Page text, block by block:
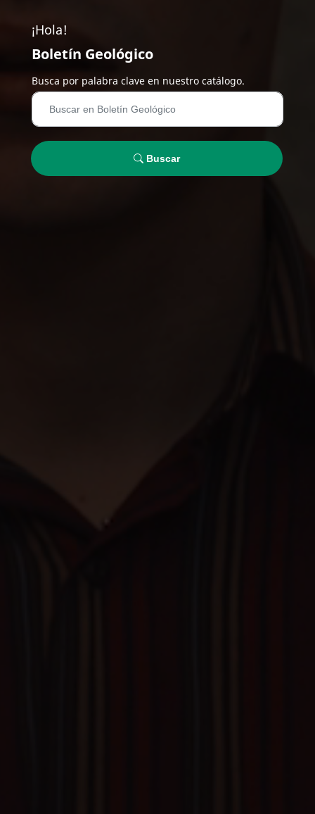
¡Hola!
Boletín Geológico
Busca por palabra clave en nuestro catálogo.
Buscar